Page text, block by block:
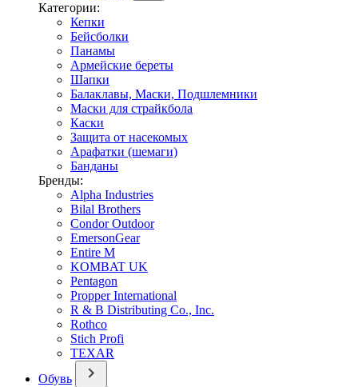
Категории:
Кепки
Бейсболки
Панамы
Армейские береты
Шапки
Балаклавы, Маски, Подшлемники
Маски для страйкбола
Каски
Защита от насекомых
Арафатки (шемаги)
Банданы
Бренды:
Alpha Industries
Bilal Brothers
Condor Outdoor
EmersonGear
Entire M
KOMBAT UK
Pentagon
Propper International
R & B Distributing Co., Inc.
Rothco
Stich Profi
TEXAR
Обувь